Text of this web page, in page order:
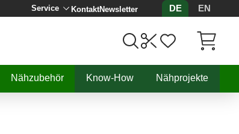
Service KontaktNewsletter DE
EN
Nähzubehör Know-How Nähprojekte